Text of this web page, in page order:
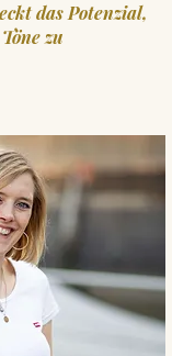
das Potenzial,
zu